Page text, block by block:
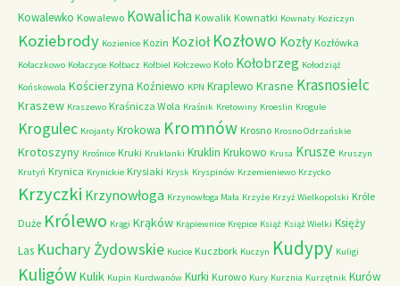
Kowalewko Kowalewo Kowalicha Kowalik Kownatki Kownaty Koziczyn
Koziebrody Kozienice Kozin Kozioł Kozłowo Kozły Kozłówka
Kołaczkowo Kołaczyce Kołbacz Kołbiel Kołczewo Koło Kołobrzeg Kołodziąż
Końskowola Kościerzyna Koźniewo KPN Kraplewo Krasne Krasnosielc
Kraszew Kraszewo Kraśnicza Wola Kraśnik Kretowiny Kroeslin Krogule
Krogulec Krojanty Krokowa Kromnów Krosno Krosno Odrzańskie
Krotoszyny Krośnice Kruki Kruklanki Kruklin Krukowo Krusa Krusze Kruszyn
Krutyń Krynica Krynickie Krysiaki Krysk Kryspinów Krzemieniewo Krzycko
Krzyczki Krzynowłoga Krzynowłoga Mała Krzyże Krzyż Wielkopolski Króle
Duże Królewo Krągi Krąków Krąpiewnice Krępice Książ Książ Wielki Księży
Las Kuchary Żydowskie Kucice Kuczbork Kuczyn Kudypy Kuligi
KuligówKulik Kupin Kurdwanów Kurki Kurowo Kury Kurznia Kurzętnik Kurów